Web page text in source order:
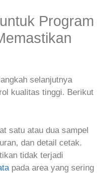
Program
selanjutnya
kualitas tinggi. Berikut
satu atau dua sampel
dan detail cetak.
tidak terjadi
pada area yang sering